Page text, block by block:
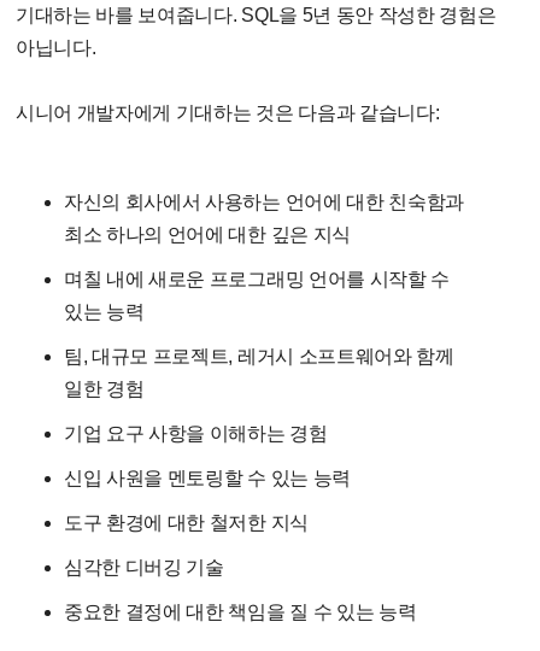
기대하는 바를 보여줍니다. SQL을 5년 동안 작성한 경험은
아닙니다.
시니어 개발자에게 기대하는 것은 다음과 같습니다:
자신의 회사에서 사용하는 언어에 대한 친숙함과
최소 하나의 언어에 대한 깊은 지식
며칠 내에 새로운 프로그래밍 언어를 시작할 수
있는 능력
팀, 대규모 프로젝트, 레거시 소프트웨어와 함께
일한 경험
기업 요구 사항을 이해하는 경험
신입 사원을 멘토링할 수 있는 능력
도구 환경에 대한 철저한 지식
심각한 디버깅 기술
중요한 결정에 대한 책임을 질 수 있는 능력